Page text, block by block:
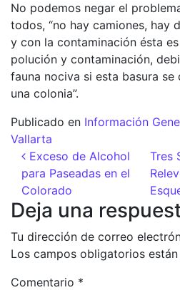
No podemos negar el
todos, “no hay camiones, hay
y con la contaminación ésta
polución y contaminación,
fauna nociva si esta basura
una colonia”.
Publicado en Información
Vallarta
Navegación
Exceso de Alcohol
para Paseadas en el
Colorado
Tres
Deja una
Tu dirección de correo
Los campos obligatorios
Comentario *